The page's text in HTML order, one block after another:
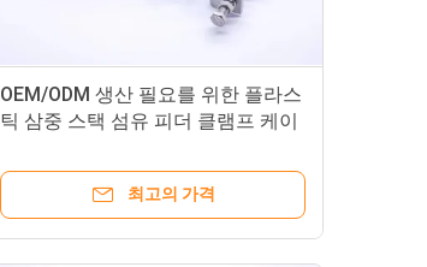
OEM/ODM 생산 필요를 위한 플라스
틱 삼중 스택 섬유 피더 클램프 케이
최고의 가격